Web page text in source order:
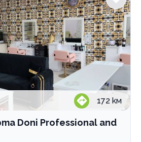
172 км
Doni Professional and